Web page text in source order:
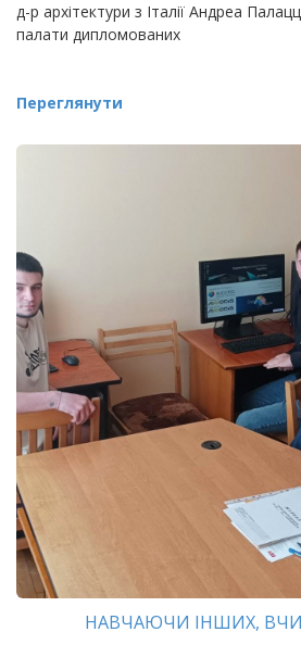
д-р архітектури з Італії Андреа
палати дипломованих
Переглянути
НАВЧАЮЧИ ІНШИХ,